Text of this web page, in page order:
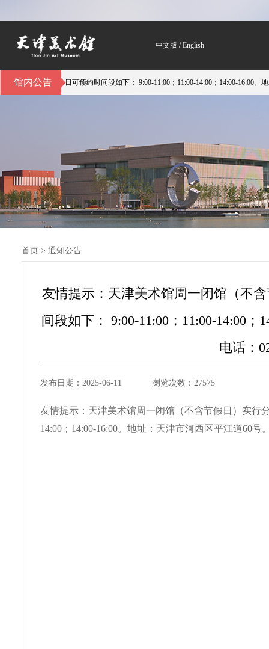
中文版 /English
馆内公告
约参观。每日可预约时间段如下： 9:00-11:00；11:00-14:00；14:00-16:00。地址
首页 > 通知公告
友情提示：天津美术馆周一闭馆（不
间段如下： 9:00-11:00；11:00-14:00
电话：
发布日期： 2025-06-11 浏览次数： 27575
友情提示：天津美术馆周一闭馆（不含节假日）实行
14:00；14:00-16:00。地址：天津市河西区平江道60号